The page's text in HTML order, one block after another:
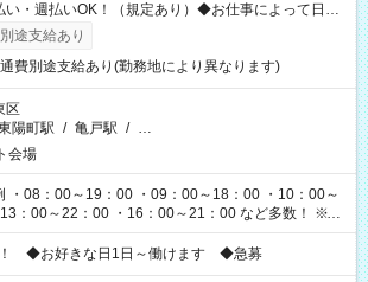
・週払いOK！（規定あり）◆お仕事によって日給
す途支給あり
費別途支給あり(勤務地により異なります)
区
陽町駅 / 亀戸駅 / …
会場
・08：00～19：00 ・09：00～18：00 ・10：00～
00～22：00 ・16：00～21：00 など多数！ ※お
勤務時間が異なります
！ ◆お好きな日1日～働けます ◆急募